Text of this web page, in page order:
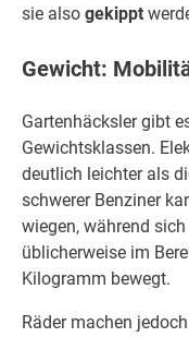
sie also gekippt
Gewicht:
Gartenhäcksler gibt
Gewichtsklassen.
deutlich leichter als
schwerer Benziner
wiegen, während
üblicherweise im
Kilogramm bewegt.
Räder machen